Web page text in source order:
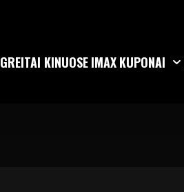
GREITAI KINUOSEIMAXKUPONAI